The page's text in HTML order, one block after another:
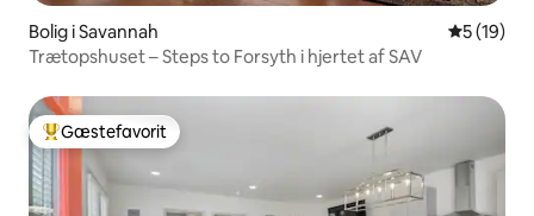
Bolig i Savannah 5 ud af 5 i
5 (19)
Trætopshuset – Steps to Forsyth i hjertet af SAV
Bedste gæstefavorit
Gæstefavorit